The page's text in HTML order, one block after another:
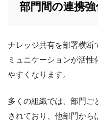
部門間の連携強
ナレッジ共有を部署横断
ミュニケーションが活
やすくなります。
多くの組織では、部門ご
されており、他部門から